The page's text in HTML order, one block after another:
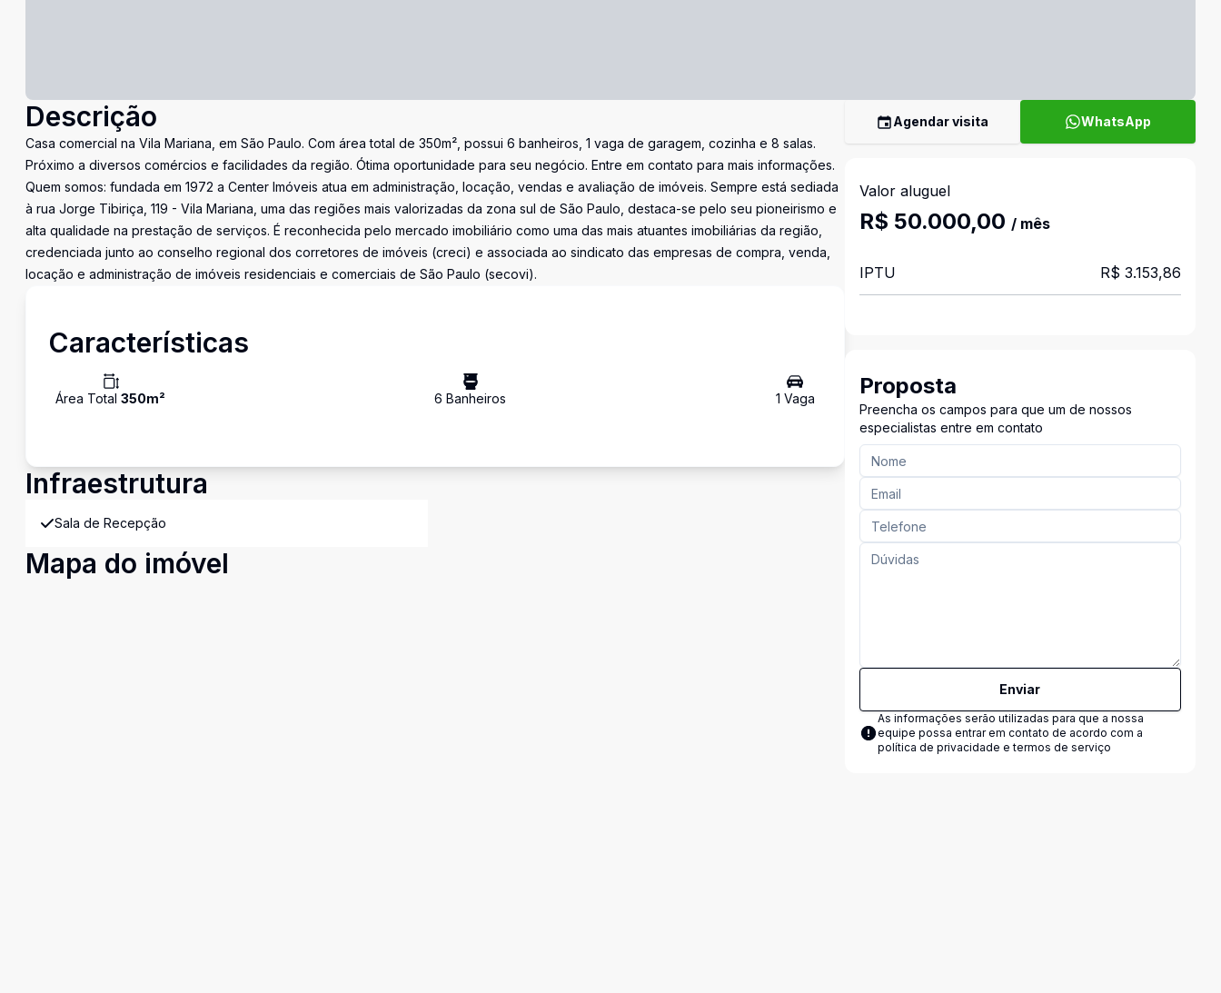
Descrição
Casa comercial na Vila Mariana, em São Paulo. Com área total de 350m², possui 6 banheiros, 1 vaga de garagem, cozinha e 8 salas.
Próximo a diversos comércios e facilidades da região. Ótima oportunidade para seu negócio. Entre em contato para mais informações.
Quem somos: fundada em 1972 a Center Imóveis atua em administração, locação, vendas e avaliação de imóveis. Sempre está sediada
à rua Jorge Tibiriça, 119 - Vila Mariana, uma das regiões mais valorizadas da zona sul de São Paulo, destaca-se pelo seu pioneirismo e
alta qualidade na prestação de serviços. É reconhecida pelo mercado imobiliário como uma das mais atuantes imobiliárias da região,
credenciada junto ao conselho regional dos corretores de imóveis (creci) e associada ao sindicato das empresas de compra, venda,
locação e administração de imóveis residenciais e comerciais de São Paulo (secovi).
Características
Área Total 350m² 6 Banheiros 1 Vaga
Infraestrutura
Sala de Recepção
Mapa do imóvel
Agendar visita WhatsApp
Valor aluguel
R$ 50.000,00 / mês
IPTU R$ 3.153,86
Proposta
Preencha os campos para que um de nossos
especialistas entre em contato
Enviar
As informações serão utilizadas para que a nossa
equipe possa entrar em contato de acordo com a
política de privacidade e termos de serviço